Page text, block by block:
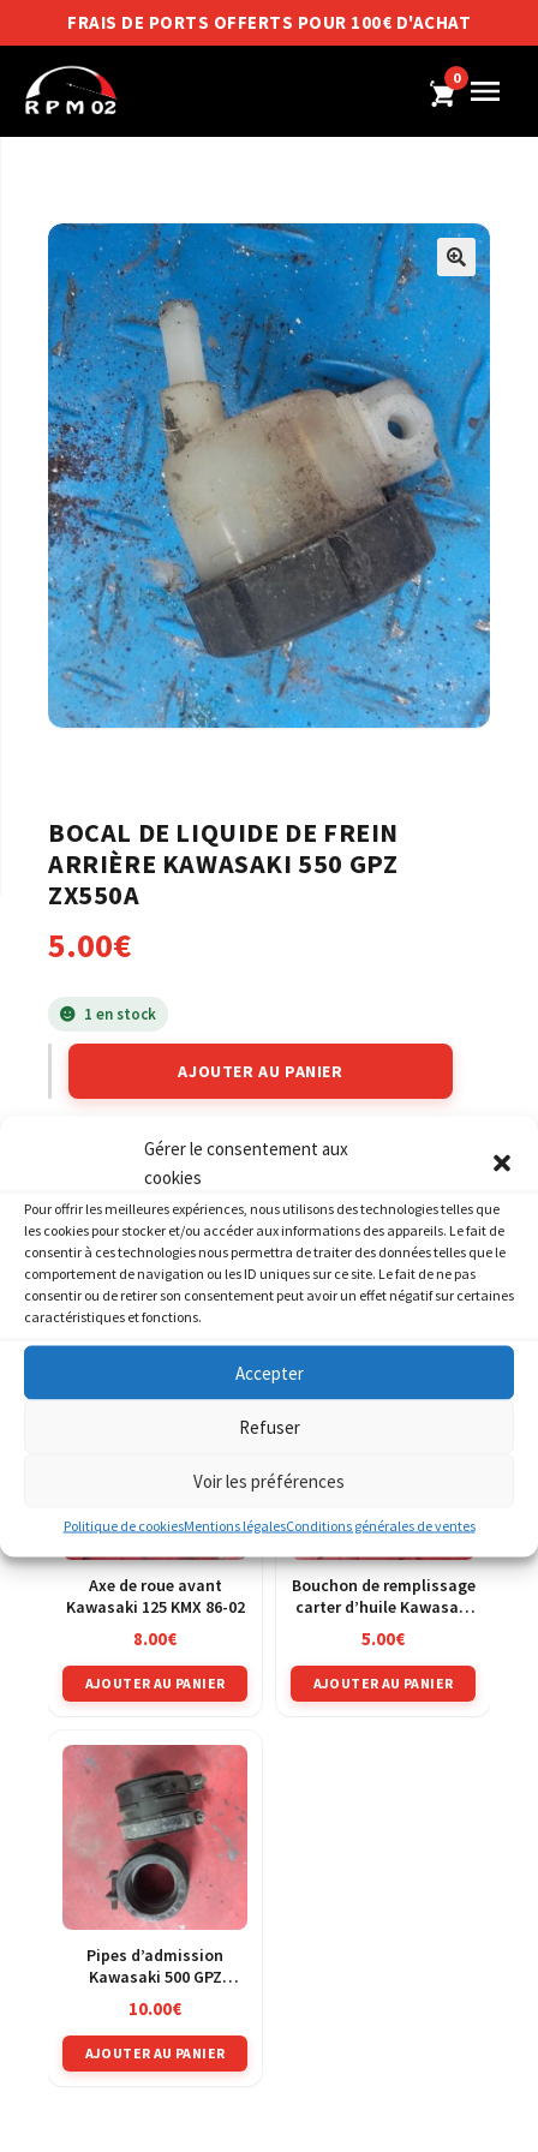
Gérer le consentement aux
cookies
Pour offrir les meilleures expériences, nous utilisons des technologies telles que
les cookies pour stocker et/ou accéder aux informations des appareils. Le fait de
consentir à ces technologies nous permettra de traiter des données telles que le
comportement de navigation ou les ID uniques sur ce site. Le fait de ne pas
consentir ou de retirer son consentement peut avoir un effet négatif sur certaines
caractéristiques et fonctions.
Accepter
Refuser
Voir les préférences
Politique de cookiesMentions légalesConditions générales de ventes
FRAIS DE PORTS OFFERTS POUR 100€ D'ACHAT
0
BOCAL DE LIQUIDE DE FREIN
ARRIÈRE KAWASAKI 550 GPZ
ZX550A
5.00€
1 en stock
AJOUTER AU PANIER
KAWASAKI, KAWASAKI 550 GPZ
PRODUITS SIMILAIRES
Axe de roue avant
Kawasaki 125 KMX 86-02
8.00€
AJOUTER AU PANIER
Bouchon de remplissage
carter d’huile Kawasaki
250 KXF 04-05
5.00€
AJOUTER AU PANIER
Pipes d’admission
Kawasaki 500 GPZ
ex500d 94-03
10.00€
AJOUTER AU PANIER